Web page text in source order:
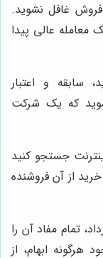
فروش غافل نشوید.
عالی پیدا
سابقه و اعتبار
که یک شرکت
جستجو کنید
از آن فروشنده
تمام مفاد آن را
ابهام، از